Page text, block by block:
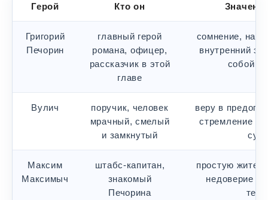
Герой Кто он
Григорий
Печорин
главный герой
романа, офицер,
рассказчик в этой
главе
сомнение,
внутренний
собой и
Вулич
поручик, человек
мрачный, смелый
и замкнутый
веру в
стремление
Максим
Максимыч
штабс-капитан,
знакомый
Печорина
простую
недоверие к